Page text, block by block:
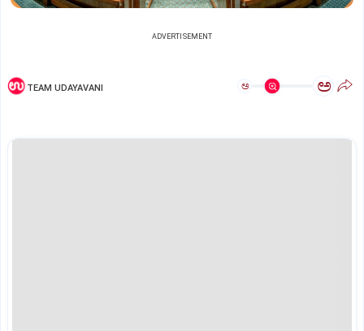
ADVERTISEMENT
TEAM UDAYAVANI ಅ ಅ